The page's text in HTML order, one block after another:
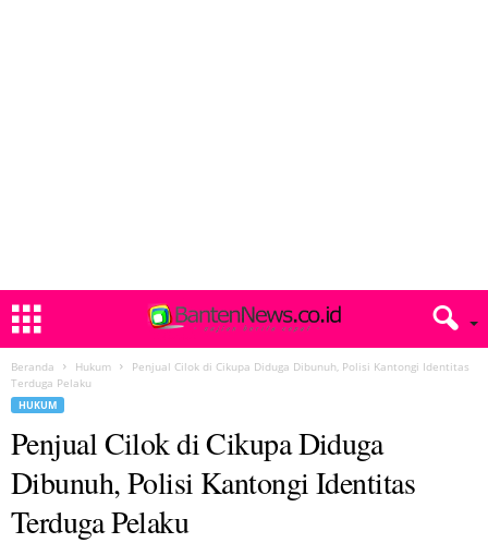
Beranda Hukum
Penjual Cilok di Cikupa Diduga Dibunuh, Polisi Kantongi Identitas
Terduga Pelaku
HUKUM
Penjual Cilok di Cikupa Diduga
Dibunuh, Polisi Kantongi Identitas
Terduga Pelaku